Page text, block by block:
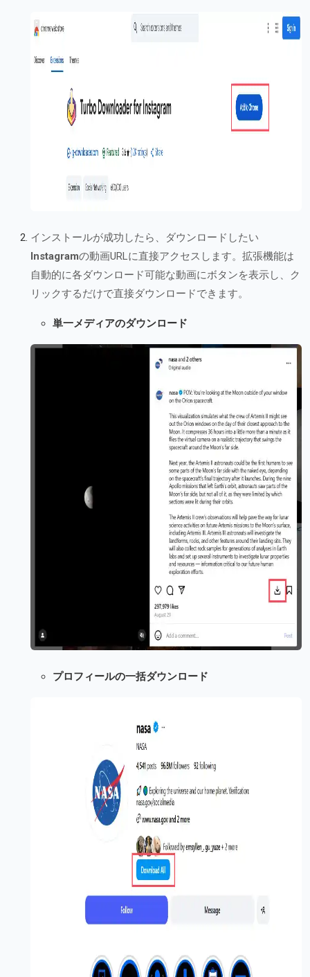
インストールが成功したら、ダウンロードしたい
Instagramの動画URLに直接アクセスします。拡張機能は
自動的に各ダウンロード可能な動画にボタンを表示し、ク
リックするだけで直接ダウンロードできます。
単一メディアのダウンロード
プロフィールの一括ダウンロード